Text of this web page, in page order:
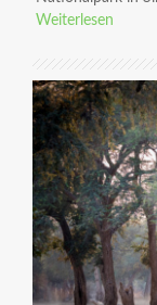
Weiterlesen